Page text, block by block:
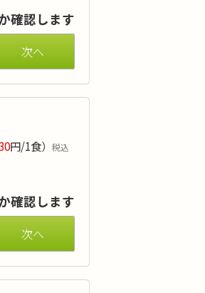
。ダイエット
ります。
確認します
円/1食） 税込
クリニックに
確認します